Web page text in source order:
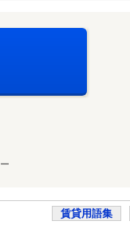
賃貸用語集